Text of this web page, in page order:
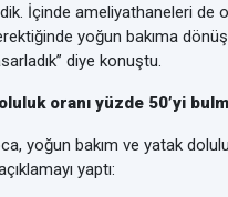
İçinde ameliyathaneleri de
yoğun bakıma
diye konuştu.
oranı yüzde 50’yi
yoğun bakım ve yatak
yaptı: